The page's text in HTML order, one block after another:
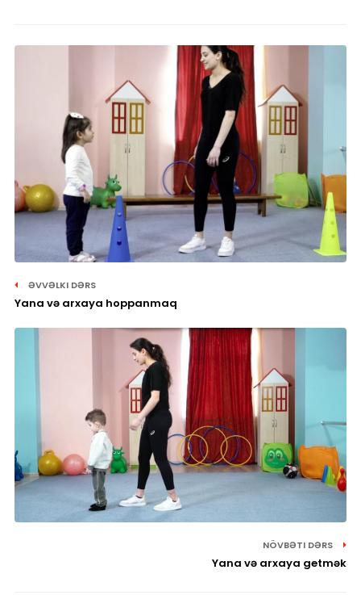
ƏVVƏLKI DƏRS
Yana və arxaya hoppanmaq
NÖVBƏTI DƏRS
Yana və arxaya getmək